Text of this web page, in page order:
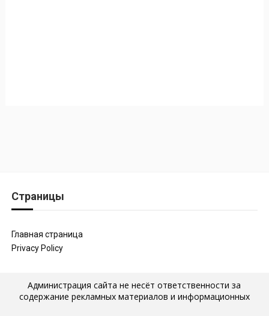
Страницы
Главная страница
Privacy Policy
Администрация сайта не несёт ответственности за
содержание рекламных материалов и информационных